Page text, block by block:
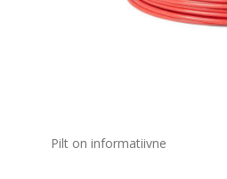
Pilt on informatiivne